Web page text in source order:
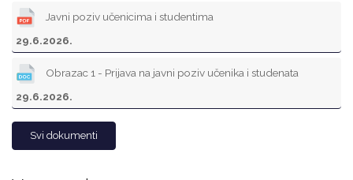
Javni poziv učenicima i studentima
29.6.2026.
Obrazac 1 - Prijava na javni poziv učenika i studenata
29.6.2026.
Svi dokumenti